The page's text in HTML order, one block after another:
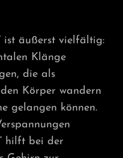
ist äußerst vielfältig:
Klänge
die als
Körper wandern
gelangen können.
hilft bei der